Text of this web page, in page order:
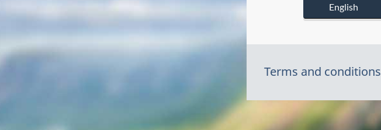
English
Terms and conditions